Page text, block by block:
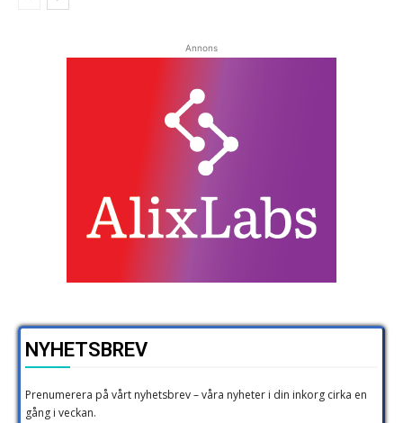
Annons
NYHETSBREV
Prenumerera på vårt nyhetsbrev – våra nyheter i din inkorg cirka en
gång i veckan.